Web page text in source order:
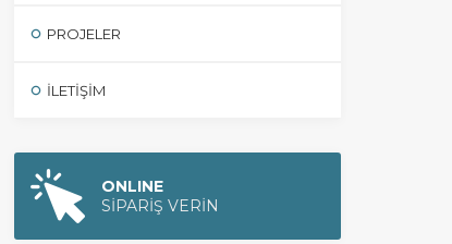
PROJELER
İLETIŞIM
ONLINE
SİPARİŞ VERİN